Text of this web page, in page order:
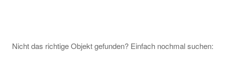
Nicht das richtige Objekt gefunden? Einfach nochmal suchen: